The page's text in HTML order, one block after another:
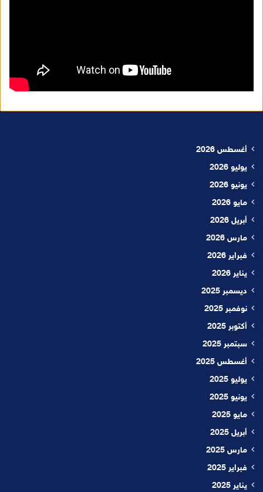
أغسطس 2026
يوليو 2026
يونيو 2026
مايو 2026
أبريل 2026
مارس 2026
فبراير 2026
يناير 2026
ديسمبر 2025
نوفمبر 2025
أكتوبر 2025
سبتمبر 2025
أغسطس 2025
يوليو 2025
يونيو 2025
مايو 2025
أبريل 2025
مارس 2025
فبراير 2025
يناير 2025